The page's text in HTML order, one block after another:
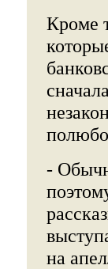
Кроме
-
на